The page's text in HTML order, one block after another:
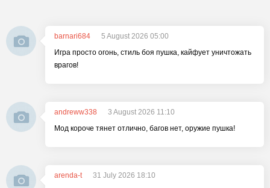
barnari684
5 August 2026 05:00
Игра просто огонь, стиль боя пушка, кайфует уничтожать
врагов!
andreww338
3 August 2026 11:10
Мод короче тянет отлично, багов нет, оружие пушка!
arenda-t
31 July 2026 18:10